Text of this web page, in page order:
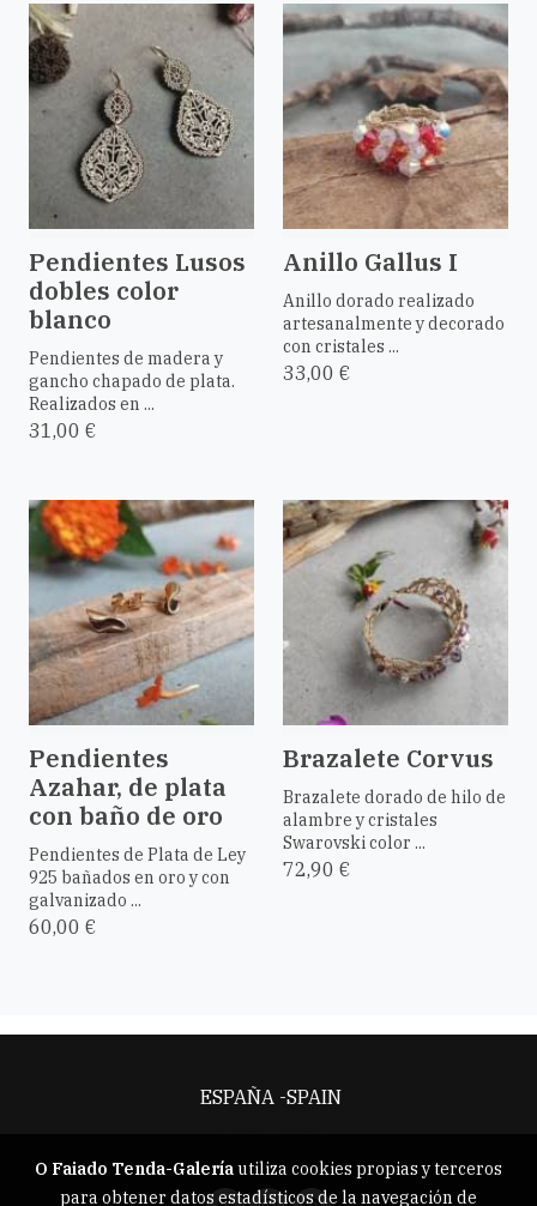
Pendientes Lusos
dobles color
blanco
Pendientes de madera y
gancho chapado de plata.
Realizados en ...
31,00 €
Anillo Gallus I
Anillo dorado realizado
artesanalmente y decorado
con cristales ...
33,00 €
Pendientes
Azahar, de plata
con baño de oro
Pendientes de Plata de Ley
925 bañados en oro y con
galvanizado ...
60,00 €
Brazalete Corvus
Brazalete dorado de hilo de
alambre y cristales
Swarovski color ...
72,90 €
ESPAÑA -SPAIN
O Faiado Tenda-Galeríautiliza cookies propias y terceros
para obtener datos estadísticos de la navegación de